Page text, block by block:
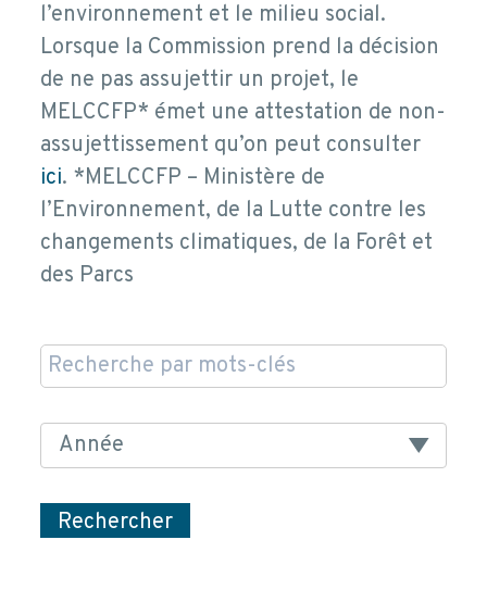
l’environnement et le milieu social.
Lorsque la Commission prend la décision
de ne pas assujettir un projet, le
MELCCFP* émet une attestation de non-
assujettissement qu’on peut consulter
ici. *MELCCFP – Ministère de
l’Environnement, de la Lutte contre les
changements climatiques, de la Forêt et
des Parcs
Rechercher